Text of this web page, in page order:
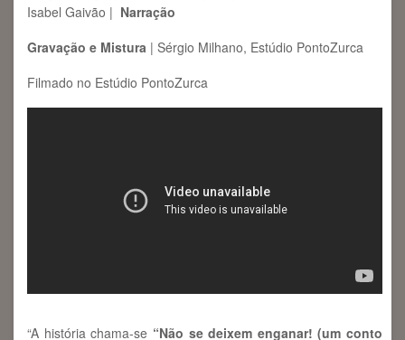
Isabel Gaivão | Narração
Gravação e Mistura | Sérgio Milhano, Estúdio PontoZurca
Filmado no Estúdio PontoZurca
“A história chama-se “Não se deixem enganar! (um conto